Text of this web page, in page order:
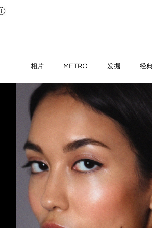
相片 METRO 发掘 经